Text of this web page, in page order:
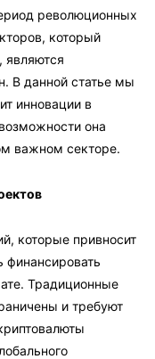
революционных
который
являются
В данной статье мы
инновации в
она
важном секторе.
которые привносит
финансировать
Традиционные
и требуют